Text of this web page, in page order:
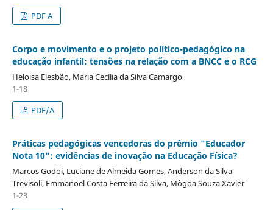
PDF A
Corpo e movimento e o projeto político-pedagógico na
educação infantil: tensões na relação com a BNCC e o RCG
Heloisa Elesbão, Maria Cecília da Silva Camargo
1-18
PDF/A
Práticas pedagógicas vencedoras do prêmio "Educador
Nota 10": evidências de inovação na Educação Física?
Marcos Godoi, Luciane de Almeida Gomes, Anderson da Silva
Trevisoli, Emmanoel Costa Ferreira da Silva, Môgoa Souza Xavier
1-23